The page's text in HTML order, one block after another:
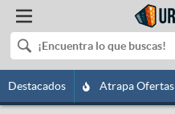
Destacados Atrapa Ofertas